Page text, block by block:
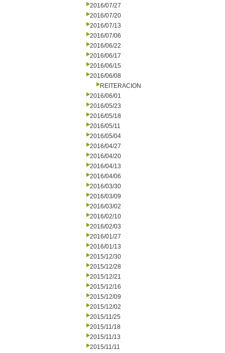
2016/07/27
2016/07/20
2016/07/13
2016/07/06
2016/06/22
2016/06/17
2016/06/15
2016/06/08
REITERACION
2016/06/01
2016/05/23
2016/05/18
2016/05/11
2016/05/04
2016/04/27
2016/04/20
2016/04/13
2016/04/06
2016/03/30
2016/03/09
2016/03/02
2016/02/10
2016/02/03
2016/01/27
2016/01/13
2015/12/30
2015/12/28
2015/12/21
2015/12/16
2015/12/09
2015/12/02
2015/11/25
2015/11/18
2015/11/13
2015/11/11